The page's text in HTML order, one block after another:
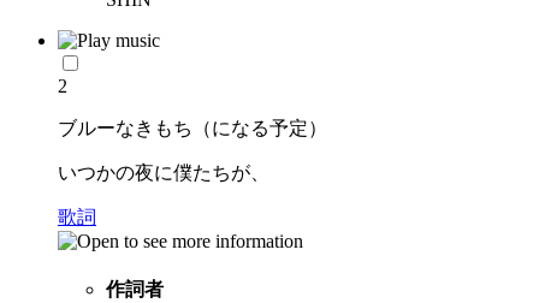
2
ブルーなきもち（になる予定）
いつかの夜に僕たちが、
歌詞
作詞者